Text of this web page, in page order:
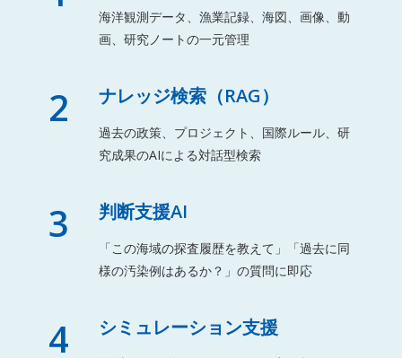
海洋観測データ、漁業記録、海図、画像、動
画、研究ノートの一元管理
2 ナレッジ検索（RAG）
過去の政策、プロジェクト、国際ルール、研
究成果のAIによる対話型検索
3 判断支援AI
「この海域の探査履歴を教えて」「過去に同
様の汚染例はあるか？」の質問に即応
4 シミュレーション支援